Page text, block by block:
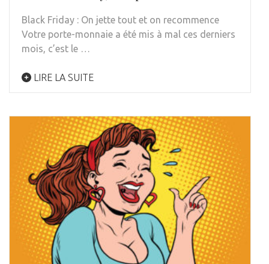
Black Friday : On jette tout et on recommence
Votre porte-monnaie a été mis à mal ces derniers
mois, c’est le …
LIRE LA SUITE